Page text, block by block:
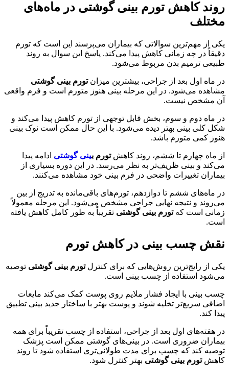
روند کاهش تورم بینی گوشتی در ماه‌های
مختلف
یکی از مهم‌ترین سوالاتی که بیماران می‌پرسند این است که تورم
دقیقاً در چه زمانی کاهش پیدا می‌کند. پاسخ این سوال به روند
طبیعی ترمیم بدن مربوط می‌شود.
در ماه اول بعد از جراحی، بیشترین میزانتورم بینی گوشتی
مشاهده می‌شود. در این مرحله بینی هنوز متورم است و فرم واقعی
آن مشخص نیست.
در ماه دوم و سوم، بخش قابل توجهی از تورم کاهش پیدا می‌کند و
شکل کلی بینی بهتر دیده می‌شود. با این حال ممکن است نوک بینی
هنوز کمی متورم باشد.
از ماه چهارم تا ششم، روند کاهشتورم بینی گوشتی ادامه پیدا
می‌کند و بینی ظریف‌تر به نظر می‌رسد. در این دوره بسیاری از
بیماران تغییرات واضحی در فرم بینی خود مشاهده می‌کنند.
در ماه‌های ششم تا دوازدهم، تورم‌های باقی‌مانده به تدریج از بین
می‌روند و نتیجه نهایی جراحی مشخص می‌شود. این مرحله معمولاً
زمانی است کهتورم بینی گوشتی تقریباً به طور کامل کاهش یافته
است.
نقش چسب بینی در کاهش تورم
یکی از رایج‌ترین روش‌هایی که برای کنترلتورم بینی گوشتی توصیه
می‌شود استفاده از چسب بینی است.
چسب بینی با ایجاد فشار ملایم روی پوست کمک می‌کند مایعات
اضافی سریع‌تر تخلیه شوند و پوست بهتر با ساختار جدید بینی تطبیق
پیدا کند.
در هفته‌های اول بعد از جراحی، استفاده از چسب تقریباً برای همه
بیماران ضروری است. در بینی‌های گوشتی ممکن است پزشک
توصیه کند که چسب برای مدت طولانی‌تری استفاده شود تا روند
کاهشتورم بینی گوشتی بهتر کنترل شود.